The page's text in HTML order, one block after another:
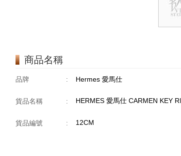
商品名稱
品牌 : Hermes 愛馬仕
貨品名稱 : HERMES 愛馬仕 CARMEN KEY
貨品編號 : 12CM